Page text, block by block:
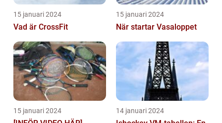
15 januari 2024
Vad är CrossFit
15 januari 2024
När startar Vasaloppet
15 januari 2024 14 januari 2024